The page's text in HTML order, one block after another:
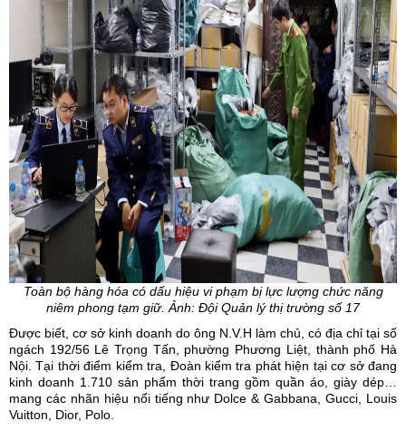
Toàn bộ hàng hóa có dấu hiệu vi phạm bị lực lượng chức năng
niêm phong tạm giữ. Ảnh: Đội Quản lý thị trường số 17
Được biết, cơ sở kinh doanh do ông N.V.H làm chủ, có địa chỉ tại số
ngách 192/56 Lê Trọng Tấn, phường Phương Liệt, thành phố Hà
Nội . Tại thời điểm kiểm tra, Đoàn kiểm tra phát hiện tại cơ sở đang
kinh doanh 1.710 sản phẩm thời trang gồm quần áo, giày dép…
mang các nhãn hiệu nổi tiếng như Dolce & Gabbana, Gucci, Louis
Vuitton, Dior, Polo.